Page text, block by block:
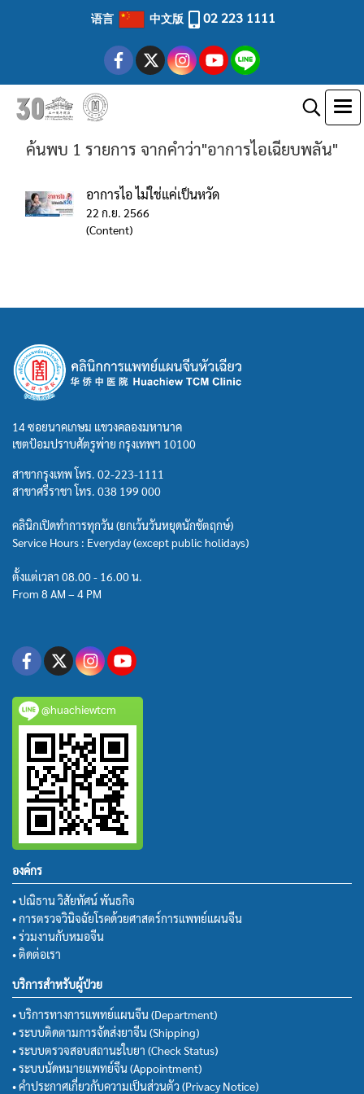
语言 中文版 02 223 1111
ค้นพบ 1 รายการ จากคำว่า"อาการไอเฉียบพลัน"
อาการไอ ไม่ใช่แค่เป็นหวัด
22 ก.ย. 2566
(Content)
14 ซอยนาคเกษม แขวงคลองมหานาค
เขตป้อมปราบศัตรูพ่าย กรุงเทพฯ 10100
สาขากรุงเทพ โทร. 02-223-1111
สาขาศรีราชา โทร. 038 199 000
คลินิกเปิดทำการทุกวัน (ยกเว้นวันหยุดนักขัตฤกษ์)
Service Hours : Everyday (except public holidays)
ตั้งแต่เวลา 08.00 - 16.00 น.
From 8 AM – 4 PM
@huachiewtcm
องค์กร
• ปณิธาน วิสัยทัศน์ พันธกิจ
• การตรวจวินิจฉัยโรคด้วยศาสตร์การแพทย์แผนจีน
• ร่วมงานกับหมอจีน
• ติดต่อเรา
บริการสำหรับผู้ป่วย
• บริการทางการแพทย์แผนจีน (Department)
• ระบบติดตามการจัดส่งยาจีน (Shipping)
• ระบบตรวจสอบสถานะใบยา (Check Status)
• ระบบนัดหมายแพทย์จีน (Appointment)
• คำประกาศเกี่ยวกับความเป็นส่วนตัว (Privacy Notice)